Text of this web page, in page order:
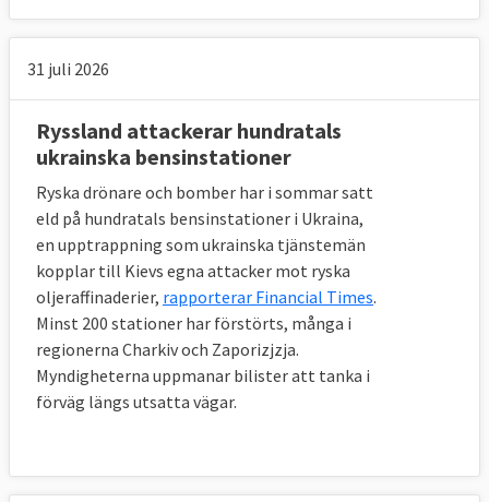
31 juli 2026
Ryssland attackerar hundratals
ukrainska bensinstationer
Ryska drönare och bomber har i sommar satt
eld på hundratals bensinstationer i Ukraina,
en upptrappning som ukrainska tjänstemän
kopplar till Kievs egna attacker mot ryska
oljeraffinaderier, rapporterar Financial Times.
Minst 200 stationer har förstörts, många i
regionerna Charkiv och Zaporizjzja.
Myndigheterna uppmanar bilister att tanka i
förväg längs utsatta vägar.